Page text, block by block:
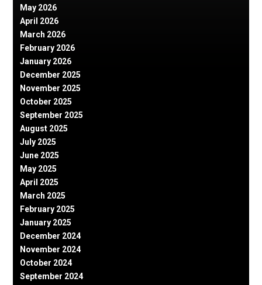
May 2026
April 2026
March 2026
February 2026
January 2026
December 2025
November 2025
October 2025
September 2025
August 2025
July 2025
June 2025
May 2025
April 2025
March 2025
February 2025
January 2025
December 2024
November 2024
October 2024
September 2024